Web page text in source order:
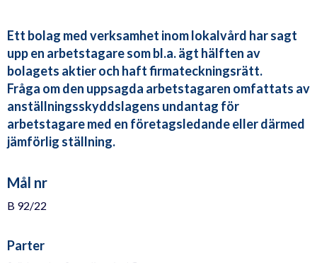
Ett bolag med verksamhet inom lokalvård har sagt
upp en arbetstagare som bl.a. ägt hälften av
bolagets aktier och haft firmateckningsrätt.
Fråga om den uppsagda arbetstagaren omfattats av
anställningsskyddslagens undantag för
arbetstagare med en företagsledande eller därmed
jämförlig ställning.
Mål nr
B 92/22
Parter